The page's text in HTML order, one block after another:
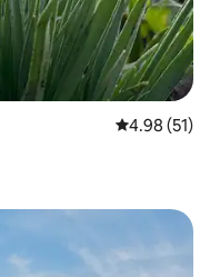
คะแนนเฉลี่ย
4.98 (51)